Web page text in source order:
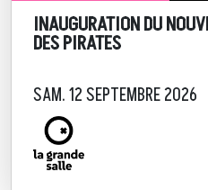
INAUGURATION DU
DES PIRATES
SAM. 12 SEPTEMBRE 2026